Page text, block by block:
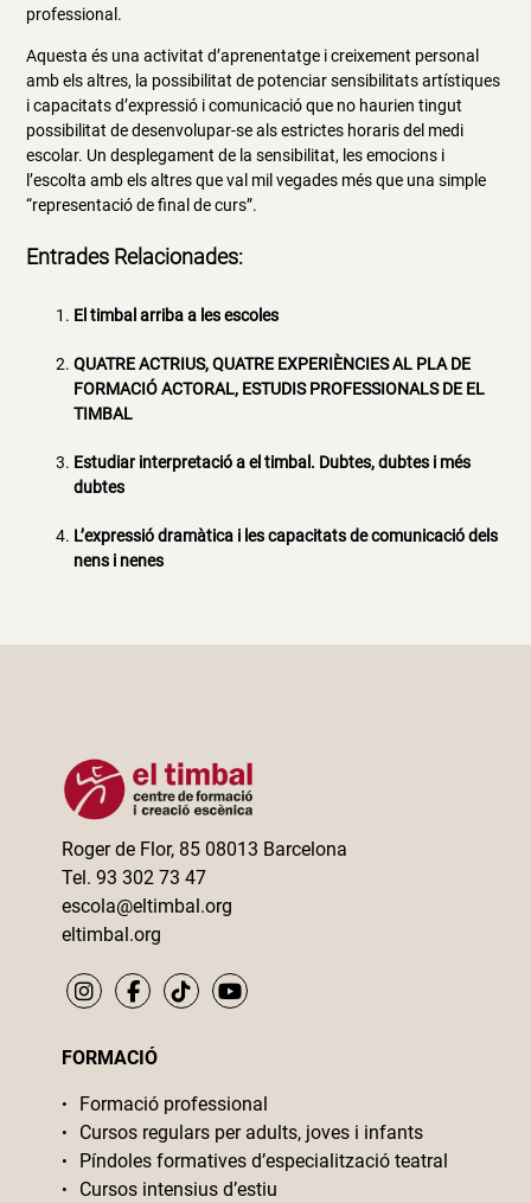
professional.
Aquesta és una activitat d’aprenentatge i creixement personal
amb els altres, la possibilitat de potenciar sensibilitats artístiques
i capacitats d’expressió i comunicació que no haurien tingut
possibilitat de desenvolupar-se als estrictes horaris del medi
escolar. Un desplegament de la sensibilitat, les emocions i
l’escolta amb els altres que val mil vegades més que una simple
“representació de final de curs”.
Entrades Relacionades:
El timbal arriba a les escoles
QUATRE ACTRIUS, QUATRE EXPERIÈNCIES AL PLA DE
FORMACIÓ ACTORAL, ESTUDIS PROFESSIONALS DE EL
TIMBAL
Estudiar interpretació a el timbal. Dubtes, dubtes i més
dubtes
L’expressió dramàtica i les capacitats de comunicació dels
nens i nenes
Roger de Flor, 85 08013 Barcelona
Tel. 93 302 73 47
escola@eltimbal.org
eltimbal.org
FORMACIÓ
Formació professional
Cursos regulars per adults, joves i infants
Píndoles formatives d’especialització teatral
Cursos intensius d’estiu